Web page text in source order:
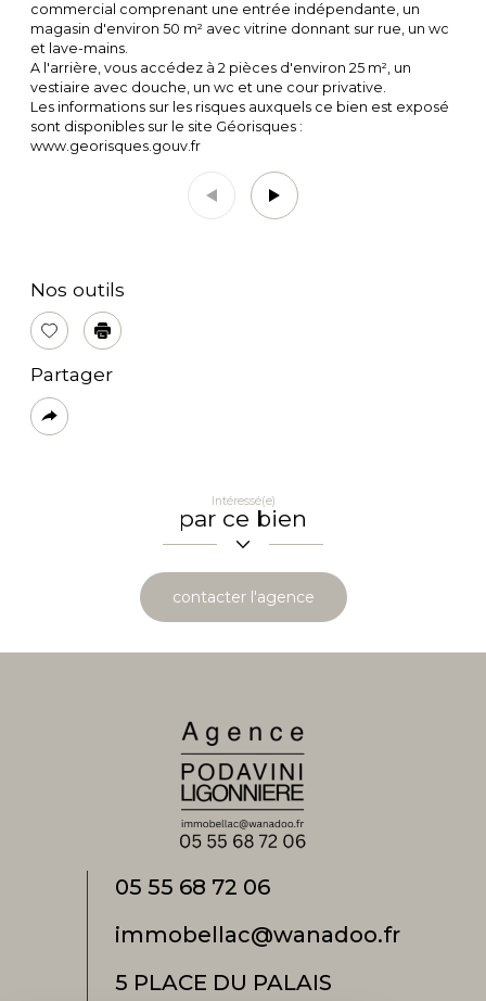
commercial comprenant une entrée indépendante, un
magasin d'environ 50 m² avec vitrine donnant sur rue, un wc
et lave-mains.
A l'arrière, vous accédez à 2 pièces d'environ 25 m², un
vestiaire avec douche, un wc et une cour privative.
Les informations sur les risques auxquels ce bien est exposé
sont disponibles sur le site Géorisques :
www.georisques.gouv.fr
Nos outils
Sélectionner
Imprimer
Partager
Plus
de
Intéressé(e)
par ce bien
contacter l'agence
05 55 68 72 06
immobellac@wanadoo.fr
5 PLACE DU PALAIS